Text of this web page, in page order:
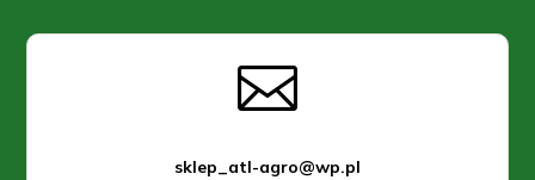

sklep_atl-agro@wp.pl